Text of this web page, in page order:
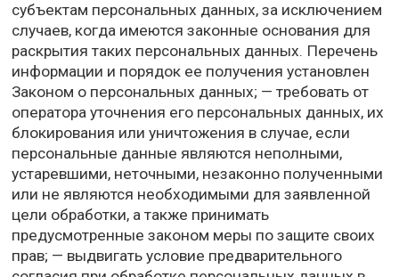
субъектам персональных данных, за исключением
случаев, когда имеются законные основания для
раскрытия таких персональных данных. Перечень
информации и порядок ее получения установлен
Законом о персональных данных; — требовать от
оператора уточнения его персональных данных, их
блокирования или уничтожения в случае, если
персональные данные являются неполными,
устаревшими, неточными, незаконно полученными
или не являются необходимыми для заявленной
цели обработки, а также принимать
предусмотренные законом меры по защите своих
прав; — выдвигать условие предварительного